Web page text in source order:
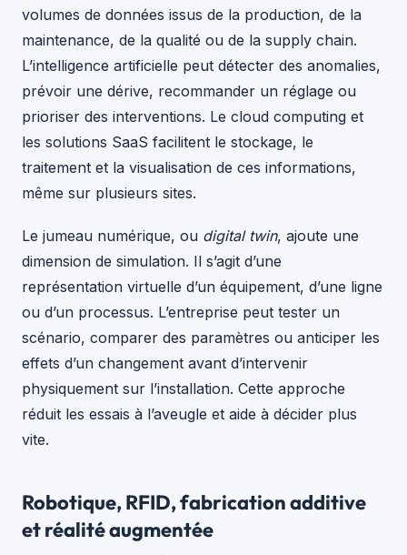
volumes de données issus de la production, de la
maintenance, de la qualité ou de la supply chain.
L’intelligence artificielle peut détecter des anomalies,
prévoir une dérive, recommander un réglage ou
prioriser des interventions. Le cloud computing et
les solutions SaaS facilitent le stockage, le
traitement et la visualisation de ces informations,
même sur plusieurs sites.
Le jumeau numérique, ou digital twin, ajoute une
dimension de simulation. Il s’agit d’une
représentation virtuelle d’un équipement, d’une ligne
ou d’un processus. L’entreprise peut tester un
scénario, comparer des paramètres ou anticiper les
effets d’un changement avant d’intervenir
physiquement sur l’installation. Cette approche
réduit les essais à l’aveugle et aide à décider plus
vite.
Robotique, RFID, fabrication additive
et réalité augmentée